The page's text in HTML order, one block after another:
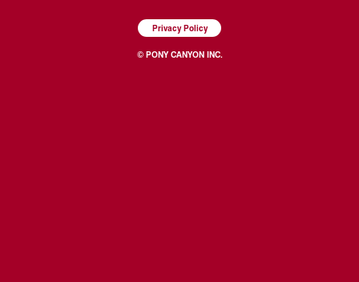
Privacy Policy
© PONY CANYON INC.